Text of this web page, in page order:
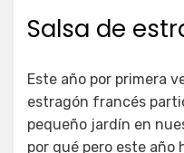
Salsa de
Este año por primera
estragón francés
pequeño jardín en
por qué pero este año